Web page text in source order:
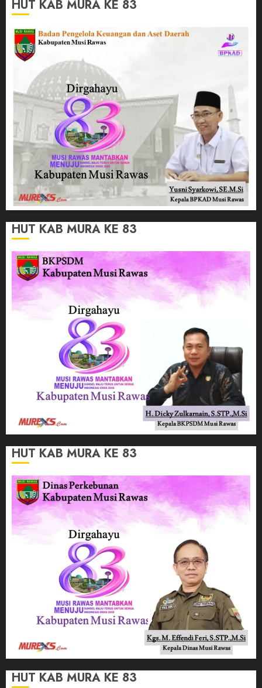
HUT KAB MURA KE 83
HUT KAB MURA KE 83
HUT KAB MURA KE 83
HUT KAB MURA KE 83